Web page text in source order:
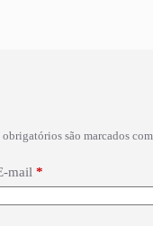
obrigatórios são marcados com
mail *